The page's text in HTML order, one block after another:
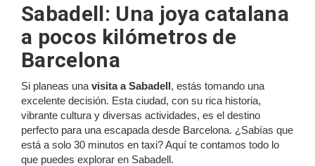
Sabadell: Una joya catalana
a pocos kilómetros de
Barcelona
Si planeas una visita a Sabadell, estás tomando una
excelente decisión. Esta ciudad, con su rica historia,
vibrante cultura y diversas actividades, es el destino
perfecto para una escapada desde Barcelona. ¿Sabías que
está a solo 30 minutos en taxi? Aquí te contamos todo lo
que puedes explorar en Sabadell.